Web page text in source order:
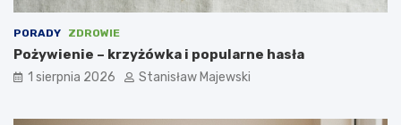
PORADY ZDROWIE
Pożywienie – krzyżówka i popularne hasła
1 sierpnia 2026 Stanisław Majewski